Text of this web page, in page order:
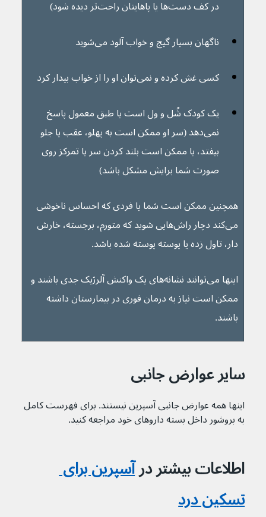
در کف دست‌ها یا پاهایتان راحت‌تر دیده شود)
ناگهان بسیار گیج و خواب آلود می‌شوید
کسی غش کرده و نمی‌توان او را از خواب بیدار کرد
یک کودک شُل و ول است یا طبق معمول پاسخ
نمی‌دهد (سر او ممکن است به پهلو، عقب یا جلو
بیفتد، یا ممکن است بلند کردن سر یا تمرکز روی
صورت شما برایش مشکل باشد)
همچنین ممکن است شما یا فردی که احساس ناخوشی
می‌کند دچار راش‌هایی شوید که متورم، برجسته، خارش
دار، تاول زده یا پوسته پوسته شده باشد.
اینها می‌توانند نشانه‌های یک واکنش آلرژیک جدی باشند و
ممکن است نیاز به درمان فوری در بیمارستان داشته
باشند.
سایر عوارض جانبی
اینها همه عوارض جانبی آسپرین نیستند. برای فهرست کامل
به بروشور داخل بسته داروهای خود مراجعه کنید.
اطلاعات بیشتر در آسپرین برای
تسکین درد